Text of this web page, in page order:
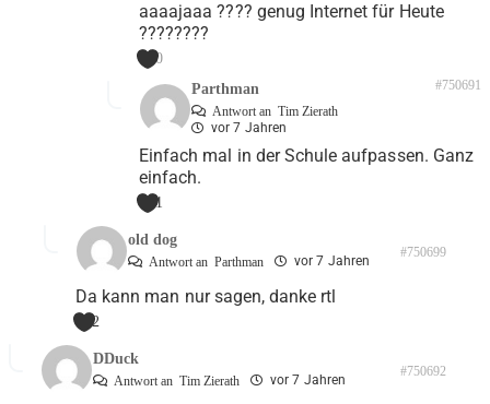
aaaajaaa ???? genug Internet für Heute
????????
0
Parthman
Antwort an Tim Zierath
vor 7 Jahren
#750691
Einfach mal in der Schule aufpassen. Ganz
einfach.
1
old dog
Antwort an Parthman vor 7 Jahren
#750699
Da kann man nur sagen, danke rtl
2
DDuck
Antwort an Tim Zierath vor 7 Jahren
#750692